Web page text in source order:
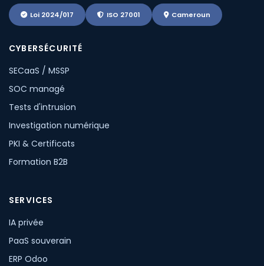
Loi 2024/017 ISO 27001 Cameroun
CYBERSÉCURITÉ
SECaaS / MSSP
SOC managé
Tests d'intrusion
Investigation numérique
PKI & Certificats
Formation B2B
SERVICES
IA privée
PaaS souverain
ERP Odoo